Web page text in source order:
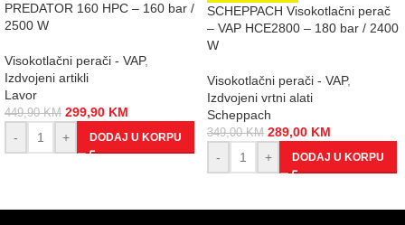
PREDATOR 160 HPC – 160 bar /
2500 W
Visokotlačni perači - VAP,
Izdvojeni artikli
Lavor
449,90KM 299,90 KM
-
+ DODAJ U KORPU
SCHEPPACH Visokotlačni perač
– VAP HCE2800 – 180 bar / 2400
W
Visokotlačni perači - VAP,
Izdvojeni vrtni alati
Scheppach
349,00KM 289,00 KM
-
+ DODAJ U KORPU